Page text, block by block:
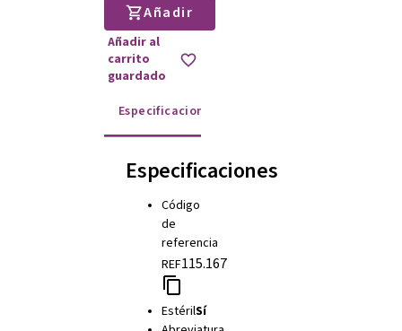
Añadir
Añadir al
carrito
guardado
Especificaciones
Especificaciones
Código
de
referencia
REF115.167
EstérilSí